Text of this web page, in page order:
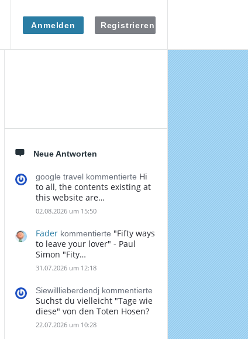
Anmelden Registrieren
Seitenleiste
Neue Antworten
google travel kommentierte Hi
to all, the contents existing at
this website are…
02.08.2026 um 15:50
Fader kommentierte "Fifty ways
to leave your lover" - Paul
Simon "Fity…
31.07.2026 um 12:18
Siewilllieberdendj kommentierte
Suchst du vielleicht "Tage wie
diese" von den Toten Hosen?
22.07.2026 um 10:28